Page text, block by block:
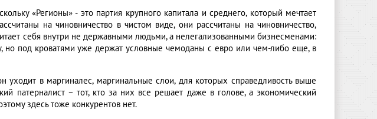
«Регионы» - это партия крупного капитала и среднего, который мечтает
на чиновничество в чистом виде, они рассчитаны на чиновничество,
себя внутри не державными людьми, а нелегализованными бизнесменами:
но под кроватями уже держат условные чемоданы с евро или чем-либо еще, в
уходит в маргиналес, маргинальные слои, для которых справедливость выше
патерналист – тот, кто за них все решает даже в голове, а экономический
здесь тоже конкурентов нет.